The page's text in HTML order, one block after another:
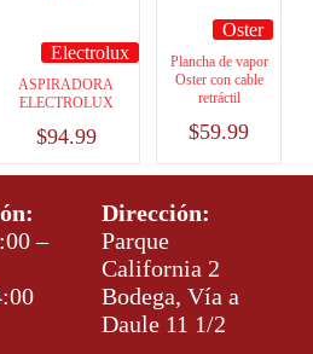
Electrolux
ASPIRADORA
ELECTROLUX
$94.99
Oster
Plancha de vapor
Oster con cable
retráctil
$59.99
–
Dirección:
Parque
California 2
Bodega, Vía a
Daule 11 1/2